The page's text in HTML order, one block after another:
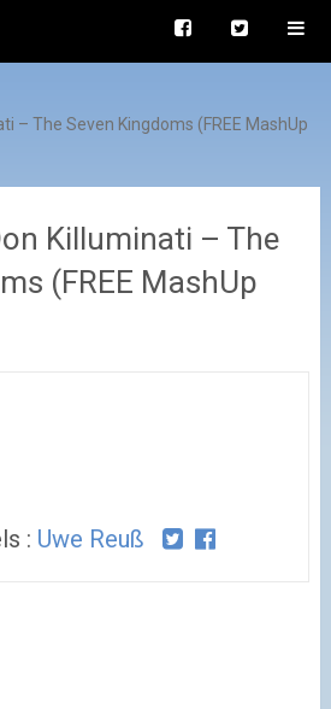
– The Seven Kingdoms (FREE MashUp
Killuminati – The
(FREE MashUp
: Uwe Reuß